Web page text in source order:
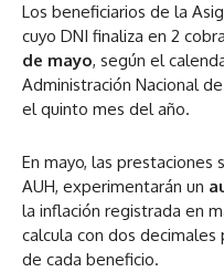
Los beneficiarios de la
cuyo DNI finaliza en 2
de mayo, según el
Administración Nacional
el quinto mes del año.
En mayo, las prestaciones
AUH, experimentarán un
la inflación registrada en
calcula con dos
de cada beneficio.